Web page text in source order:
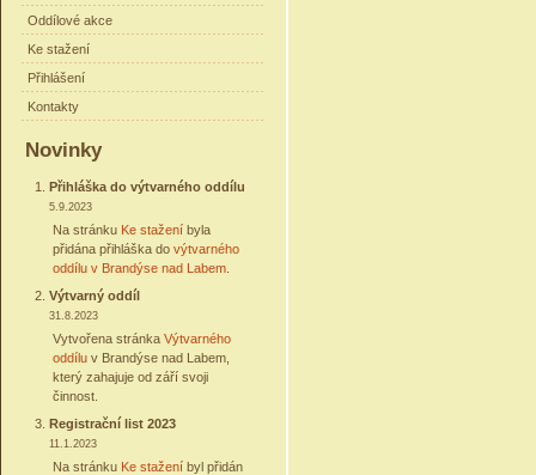
Oddílové akce
Ke stažení
Přihlášení
Kontakty
Novinky
Přihláška do výtvarného oddílu
5.9.2023
Na stránku Ke stažení byla
přidána přihláška do výtvarného
oddílu v Brandýse nad Labem
Výtvarný oddíl
31.8.2023
Vytvořena stránka Výtvarného
oddílu v Brandýse nad Labem,
který zahajuje od září svoji
činnost.
Registrační list 2023
11.1.2023
Na stránku Ke stažení byl přidán